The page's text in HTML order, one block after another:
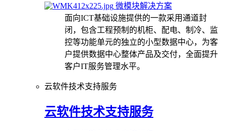
微模块解决方案
面向ICT基础设施提供的一款采用通道封
闭，包含工程预制的机柜、配电、制冷、监
控等功能单元的独立的小型数据中心，为客
户提供数据中心整体产品及交付，全面提升
客户IT服务管理水平。
云软件技术支持服务
云软件技术支持服务